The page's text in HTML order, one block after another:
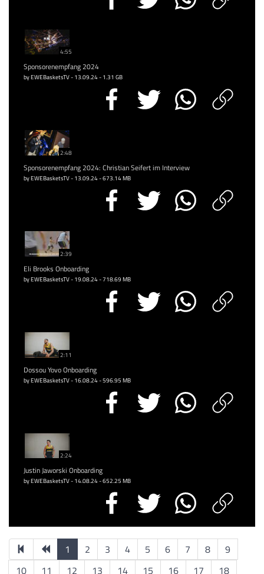
4:55
Sponsorenempfang 2024
by EWEBasketsTV - 13.09.24 - 1.31 GB
2:48
Sponsorenempfang 2024: Christian Seifert im Interview
by EWEBasketsTV - 13.09.24 - 673.14 MB
2:39
Eli Brooks Onboarding
by EWEBasketsTV - 19.08.24 - 718.69 MB
2:11
Dossou Yovo Onboarding
by EWEBasketsTV - 16.08.24 - 596.95 MB
2:24
Justin Jaworski Onboarding
by EWEBasketsTV - 14.08.24 - 652.25 MB
1 2 3 4 5 6 7 8
9
10
11 12 13 14 15 16 17 18